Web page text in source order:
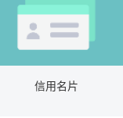
信用名片